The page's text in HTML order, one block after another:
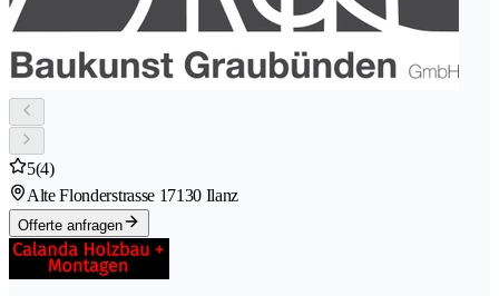
5(4)
Alte Flonderstrasse 17130 Ilanz
Offerte anfragen